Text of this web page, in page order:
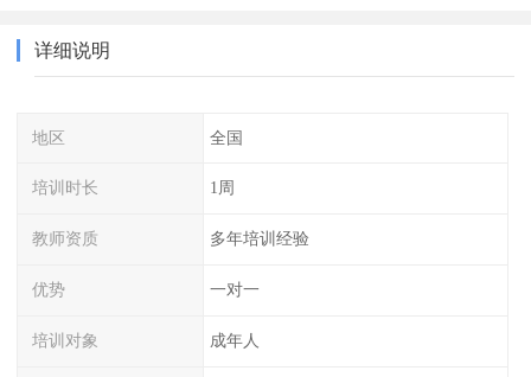
详细说明
地区 全国
培训时长 1周
教师资质 多年培训经验
优势 一对一
培训对象 成年人